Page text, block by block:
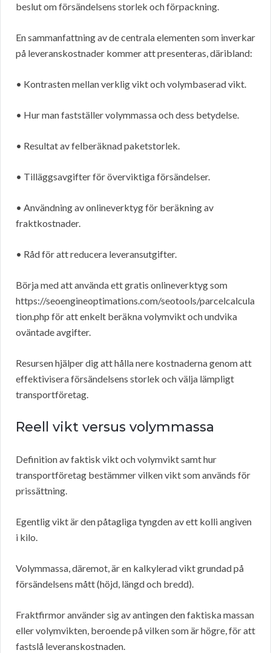
beslut om försändelsens storlek och förpackning.
En sammanfattning av de centrala elementen som inverkar
på leveranskostnader kommer att presenteras, däribland:
• Kontrasten mellan verklig vikt och volymbaserad vikt.
• Hur man fastställer volymmassa och dess betydelse.
• Resultat av felberäknad paketstorlek.
• Tilläggsavgifter för överviktiga försändelser.
• Användning av onlineverktyg för beräkning av
fraktkostnader.
• Råd för att reducera leveransutgifter.
Börja med att använda ett gratis onlineverktyg som
https://seoengineoptimations.com/seotools/parcelcalcula
tion.php för att enkelt beräkna volymvikt och undvika
oväntade avgifter.
Resursen hjälper dig att hålla nere kostnaderna genom att
effektivisera försändelsens storlek och välja lämpligt
transportföretag.
Reell vikt versus volymmassa
Definition av faktisk vikt och volymvikt samt hur
transportföretag bestämmer vilken vikt som används för
prissättning.
Egentlig vikt är den påtagliga tyngden av ett kolli angiven
i kilo.
Volymmassa, däremot, är en kalkylerad vikt grundad på
försändelsens mått (höjd, längd och bredd).
Fraktfirmor använder sig av antingen den faktiska massan
eller volymvikten, beroende på vilken som är högre, för att
fastslå leveranskostnaden.